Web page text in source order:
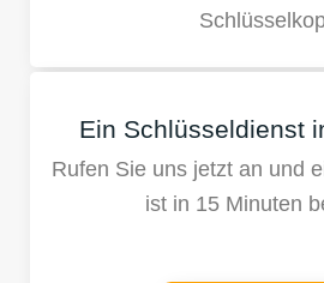
Ein Schlüsseldienst
Rufen Sie uns jetzt an und
ist in 15 Minuten